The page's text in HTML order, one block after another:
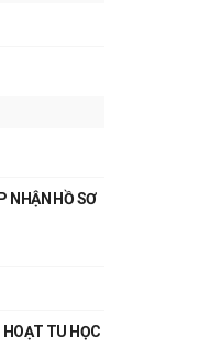
NHẬN HỒ SƠ
TU HỌC